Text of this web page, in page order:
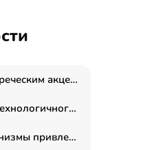
Коммуникации с древнегреческим акцентом: медиаменеджер и журналист Владимир Дергачев запустил коммуникационное агентство «Сократ 2.0»
От логистики до высокотехнологичного производства: как основатель “гагаринга” выстраивает экосистему безопасности и гражданских БПЛА
Эксперты обсудили механизмы привлечения молодых специалистов в промышленные города